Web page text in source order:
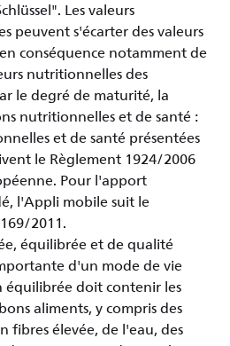
Les valeurs
peuvent s'écarter des valeurs
conséquence notamment de
nutritionnelles des
le degré de maturité, la
nutritionnelles et de santé :
et de santé présentées
le Règlement 1924/2006
Pour l'apport
l'Appli mobile suit le
2011.
équilibrée et de qualité
d'un mode de vie
doit contenir les
aliments, y compris des
fibres élevée, de l'eau, des